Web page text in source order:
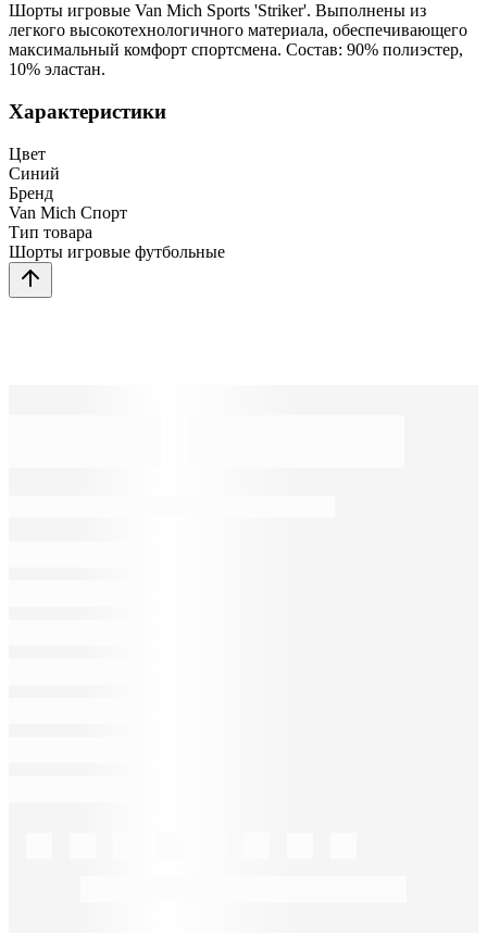
Шорты игровые Van Mich Sports 'Striker'. Выполнены из
легкого высокотехнологичного материала, обеспечивающего
максимальный комфорт спортсмена. Состав: 90% полиэстер,
10% эластан.
Характеристики
Цвет
Синий
Бренд
Van Mich Спорт
Тип товара
Шорты игровые футбольные